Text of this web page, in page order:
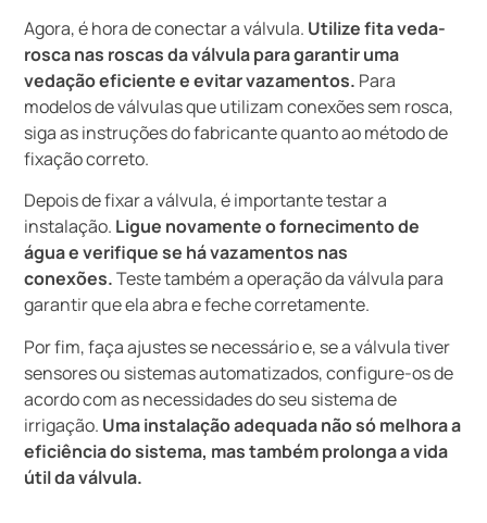
Agora, é hora de conectar a válvula. Utilize fita veda-
rosca nas roscas da válvula para garantir uma
vedação eficiente e evitar vazamentos. Para
modelos de válvulas que utilizam conexões sem rosca,
siga as instruções do fabricante quanto ao método de
fixação correto.
Depois de fixar a válvula, é importante testar a
instalação. Ligue novamente o fornecimento de
água e verifique se há vazamentos nas
conexões.Teste também a operação da válvula para
garantir que ela abra e feche corretamente.
Por fim, faça ajustes se necessário e, se a válvula tiver
sensores ou sistemas automatizados, configure-os de
acordo com as necessidades do seu sistema de
irrigação. Uma instalação adequada não só melhora a
eficiência do sistema, mas também prolonga a vida
útil da válvula.